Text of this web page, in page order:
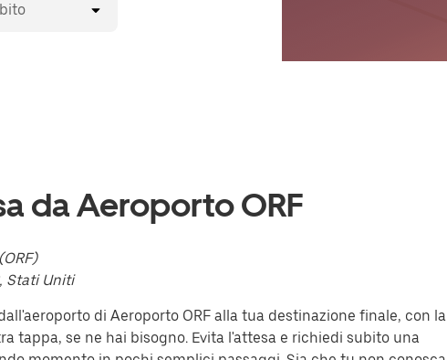
da Aeroporto ORF
Stati Uniti
di Aeroporto ORF alla tua destinazione finale, con la
tappa, se ne hai bisogno. Evita l'attesa e richiedi subito una